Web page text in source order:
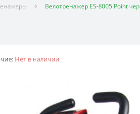
Велотренажер ES-8005 Point
Нет в наличии